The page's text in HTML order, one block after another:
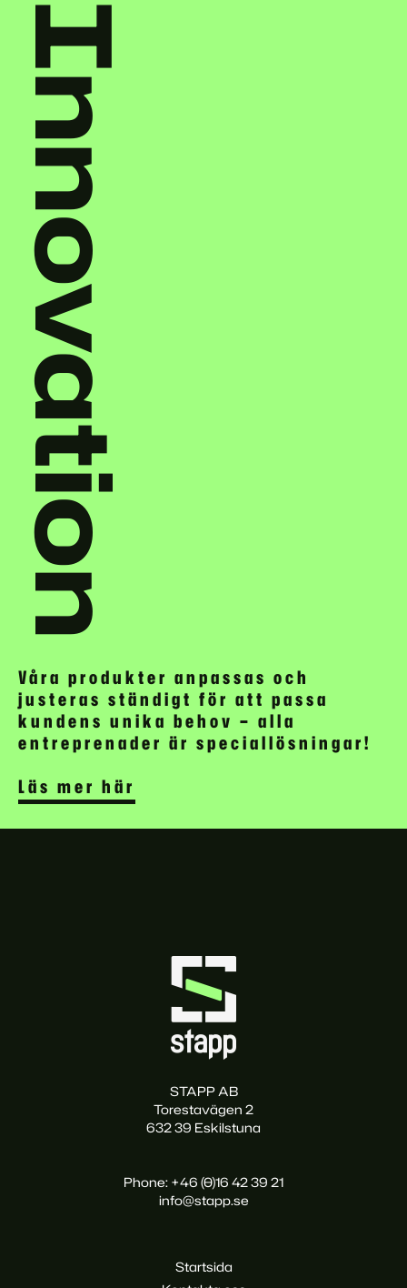
Innovation
Våra produkter anpassas och
justeras ständigt för att passa
kundens unika behov – alla
entreprenader är speciallösningar!
Läs mer här
STAPP AB
Torestavägen 2
632 39 Eskilstuna
Phone: +46 (0)16 42 39 21
info@stapp.se
Startsida